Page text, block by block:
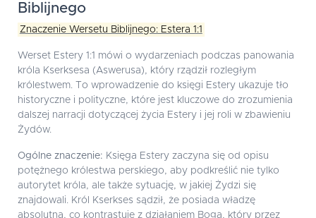
Biblijnego
Znaczenie Wersetu Biblijnego: Estera 1:1
Werset Estery 1:1 mówi o wydarzeniach podczas panowania
króla Kserksesa (Aswerusa), który rządził rozległym
królestwem. To wprowadzenie do księgi Estery ukazuje tło
historyczne i polityczne, które jest kluczowe do zrozumienia
dalszej narracji dotyczącej życia Estery i jej roli w zbawieniu
Żydów.
Ogólne znaczenie: Księga Estery zaczyna się od opisu
potężnego królestwa perskiego, aby podkreślić nie tylko
autorytet króla, ale także sytuację, w jakiej Żydzi się
znajdowali. Król Kserkses sądził, że posiada władzę
absolutną, co kontrastuje z działaniem Boga, który przez